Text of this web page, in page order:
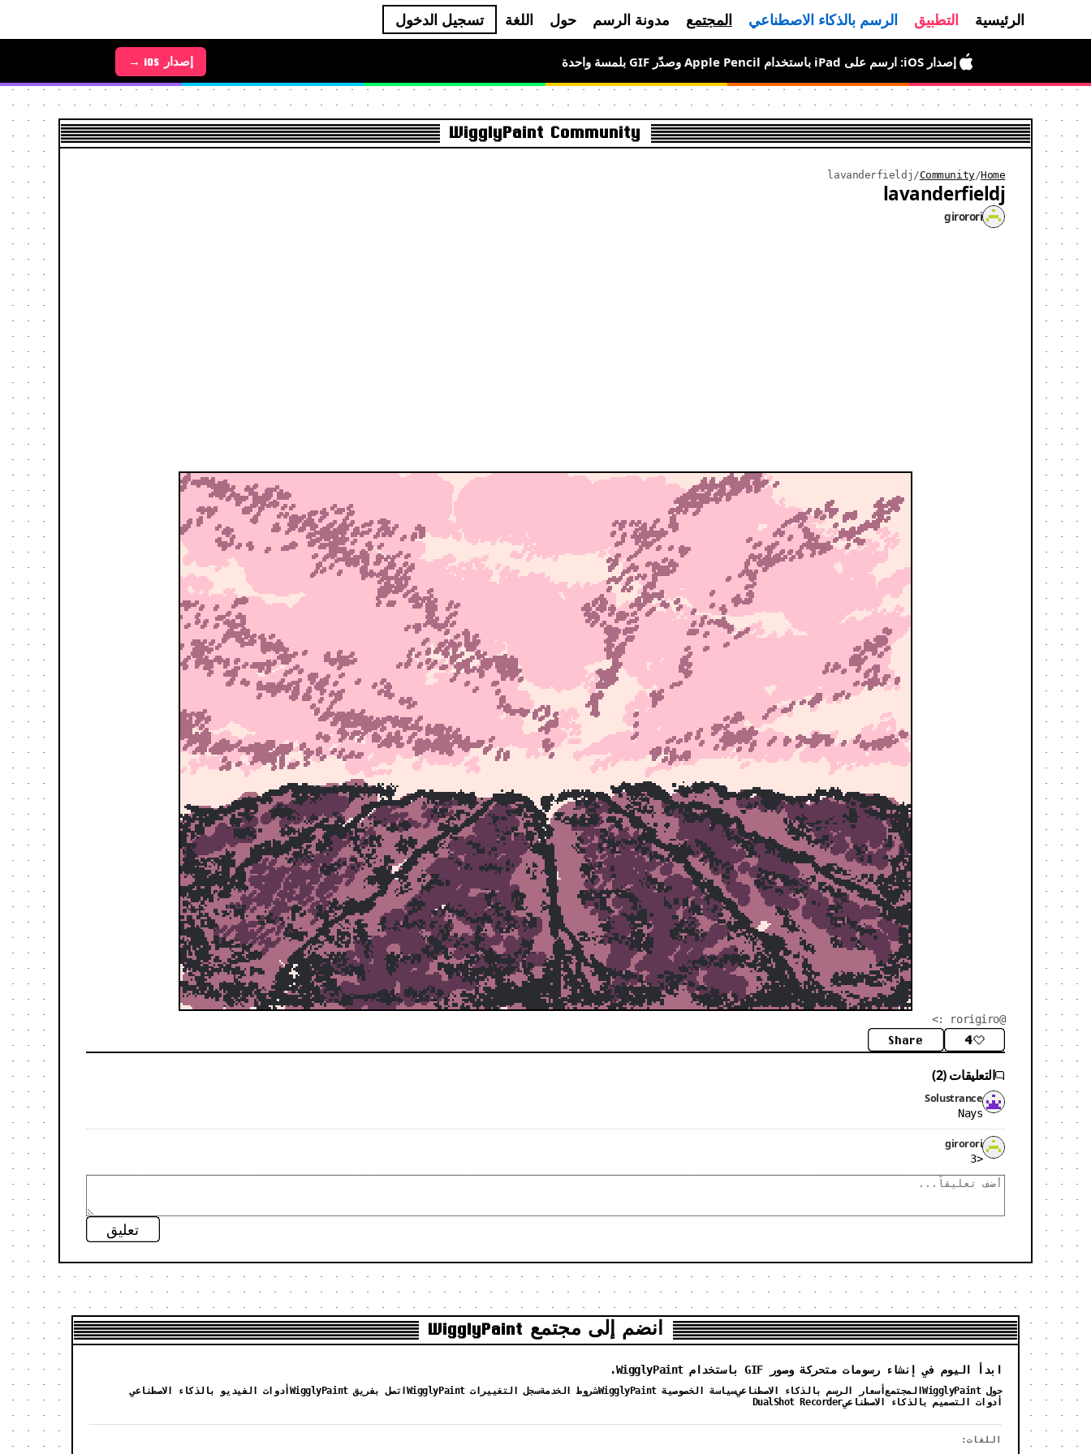
الرئيسية التطبيق الرسم بالذكاء الاصطناعي المجتمع مدونة الرسم حول اللغة تسجيل الدخول
إصدار Android → إصدار iOS: ارسم على iPad باستخدام Apple Pencil وصدّر GIF بلمسة واحدة إصدار iOS →
WigglyPaint Community
Home
/
Community
/
lavanderfieldj
lavanderfieldj
girorori
@rorigiro :>
4
Share
التعليقات (2)
Solustrance
Nays
girorori
<3
تعليق
انضم إلى مجتمع WigglyPaint
ابدأ اليوم في إنشاء رسومات متحركة وصور GIF باستخدام WigglyPaint.
حول WigglyPaint المجتمعأسعار الرسم بالذكاء الاصطناعيسياسة الخصوصية WigglyPaint شروط الخدمةسجل التغييرات WigglyPaint اتصل بفريق WigglyPaint
أدوات الفيديو بالذكاء الاصطناعي
أدوات التصميم بالذكاء الاصطناعيDualShot Recorder
اللغات: